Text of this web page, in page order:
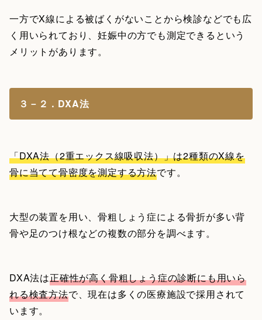
一方でX線による被ばくがないことから検診などでも広
く用いられており、妊娠中の方でも測定できるという
メリットがあります。
３－２．DXA法
「DXA法（2重エックス線吸収法）」は2種類のX線を
骨に当てて骨密度を測定する方法です。
大型の装置を用い、骨粗しょう症による骨折が多い背
骨や足のつけ根などの複数の部分を調べます。
DXA法は正確性が高く骨粗しょう症の診断にも用いら
れる検査方法で、現在は多くの医療施設で採用されて
います。